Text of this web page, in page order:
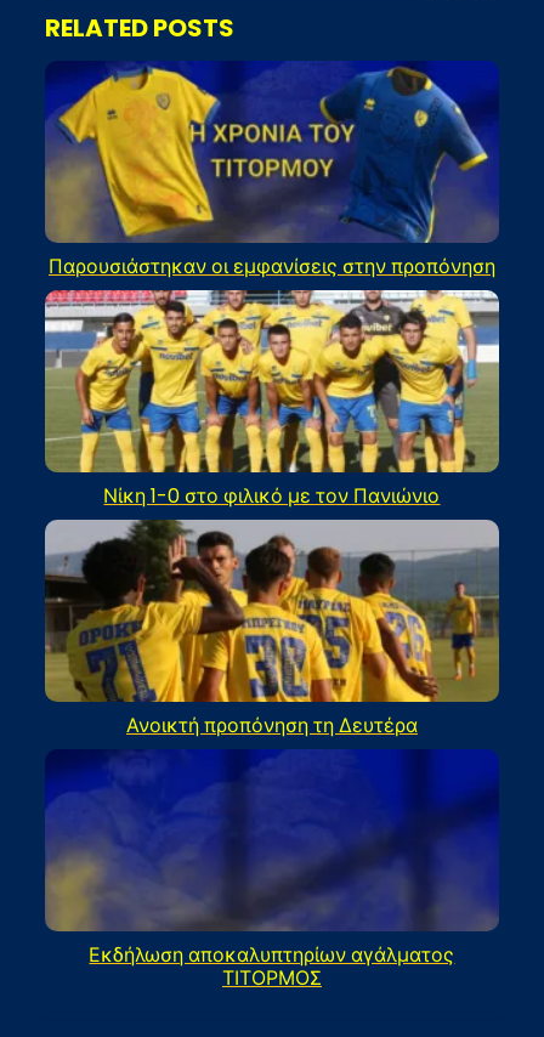
RELATED POSTS
Παρουσιάστηκαν οι εμφανίσεις στην προπόνηση
Νίκη 1-0 στο φιλικό με τον Πανιώνιο
Ανοικτή προπόνηση τη Δευτέρα
Εκδήλωση αποκαλυπτηρίων αγάλματος
ΤΙΤΟΡΜΟΣ